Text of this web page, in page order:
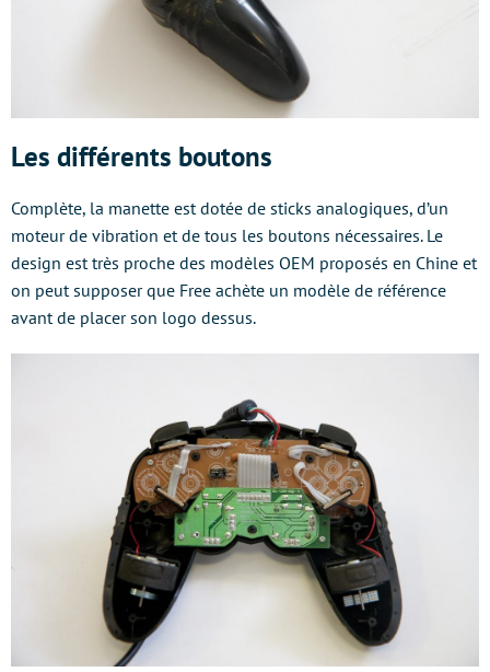
Les différents boutons
Complète, la manette est dotée de sticks analogiques, d’un
moteur de vibration et de tous les boutons nécessaires. Le
design est très proche des modèles OEM proposés en Chine et
on peut supposer que Free achète un modèle de référence
avant de placer son logo dessus.